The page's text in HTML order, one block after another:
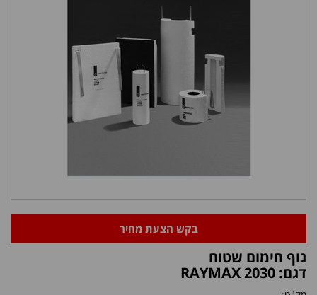
בקש הצעת מחיר
גוף חימום שטוח
דגם: RAYMAX 2030